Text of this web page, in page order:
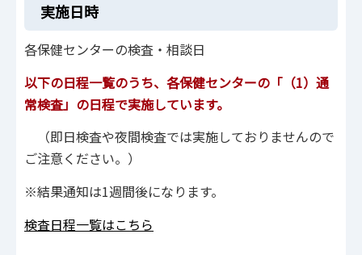
実施日時
各保健センターの検査・相談日
以下の日程一覧のうち、各保健センターの「（1）通
常検査」の日程で実施しています。
（即日検査や夜間検査では実施しておりませんので
ご注意ください。）
※結果通知は1週間後になります。
検査日程一覧はこちら